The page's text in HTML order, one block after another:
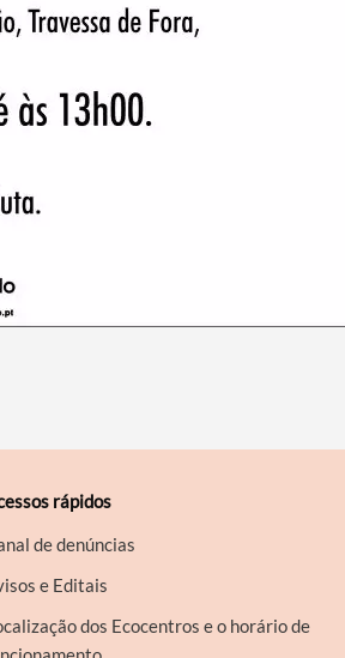
rápidos
de denúncias
e Editais
dos Ecocentros e o horário de